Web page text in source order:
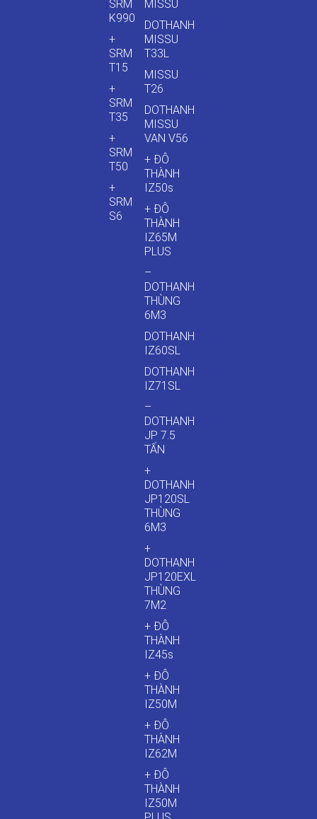
SRM
K990
+
SRM
T15
+
SRM
T35
+
SRM
T50
+
SRM
S6
MISSU
DOTHANH
MISSU
T33L
MISSU
T26
DOTHANH
MISSU
VAN V56
+ ĐÔ
THÀNH
IZ50s
+ ĐÔ
THÀNH
IZ65M
PLUS
–
DOTHANH
THÙNG
6M3
DOTHANH
IZ60SL
DOTHANH
IZ71SL
–
DOTHANH
JP 7.5
TẤN
+
DOTHANH
JP120SL
THÙNG
6M3
+
DOTHANH
JP120EXL
THÙNG
7M2
+ ĐÔ
THÀNH
IZ45s
+ ĐÔ
THÀNH
IZ50M
+ ĐÔ
THÀNH
IZ62M
+ ĐÔ
THÀNH
IZ50M